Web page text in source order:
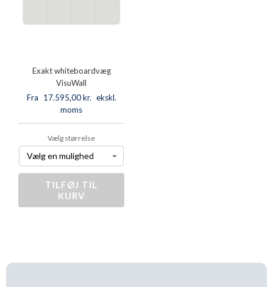
Exakt whiteboardvæg
VisuWall
Fra
17.595,00kr. ekskl.
moms
Vælg størrelse
Exakt
whiteboardvæg
VisuWall
TILFØJ TIL
KURV